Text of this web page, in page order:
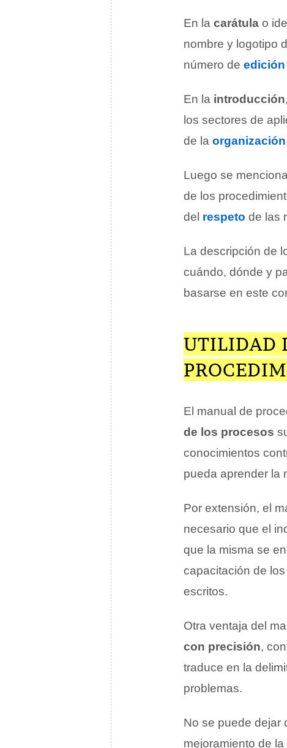
En la carátula o
nombre y logotipo
número de edición
En la introducción
los sectores de
de la organización
Luego se
de los
del respeto de las
La descripción de
cuándo, dónde y
basarse en este
UTILIDAD
El manual de
de los procesos
conocimientos
pueda aprender la
Por extensión, el
necesario que el
que la misma se
capacitación de
escritos.
Otra ventaja del
con precisión,
traduce en la
problemas.
No se puede dejar
mejoramiento de la